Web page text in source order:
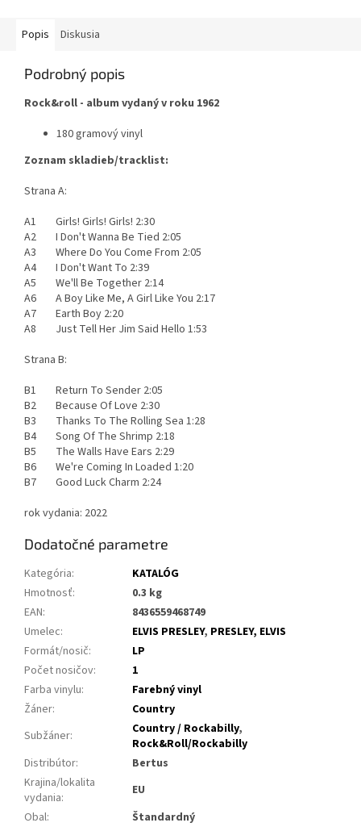
Popis Diskusia
Podrobný popis
Rock&roll - album vydaný v roku 1962
180 gramový vinyl
Zoznam skladieb/tracklist:
Strana A:
A1 Girls! Girls! Girls! 2:30
A2 I Don't Wanna Be Tied 2:05
A3 Where Do You Come From 2:05
A4 I Don't Want To 2:39
A5 We'll Be Together 2:14
A6 A Boy Like Me, A Girl Like You 2:17
A7 Earth Boy 2:20
A8 Just Tell Her Jim Said Hello 1:53
Strana B:
B1 Return To Sender 2:05
B2 Because Of Love 2:30
B3 Thanks To The Rolling Sea 1:28
B4 Song Of The Shrimp 2:18
B5 The Walls Have Ears 2:29
B6 We're Coming In Loaded 1:20
B7 Good Luck Charm 2:24
rok vydania: 2022
Dodatočné parametre
Kategória:
KATALÓG
Hmotnosť:
0.3 kg
EAN:
8436559468749
Umelec: ELVIS PRESLEY, PRESLEY, ELVIS
Formát/nosič:
LP
Počet nosičov:
1
Farba vinylu:
Farebný vinyl
Žáner:
Country
Subžáner: Country / Rockabilly,
Rock&Roll/Rockabilly
Distribútor:
Bertus
Krajina/lokalita
vydania:
EU
Obal: Štandardný